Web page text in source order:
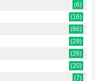
(6)
(16)
(66)
(29)
(26)
(20)
(7)